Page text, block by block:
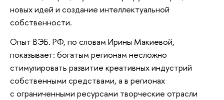
новых идей и создание интеллектуальной
собственности.
Опыт ВЭБ. РФ, по словам Ирины Макиевой,
показывает: богатым регионам несложно
стимулировать развитие креативных индустрий
собственными средствами, а в регионах
с ограниченными ресурсами творческие отрасли